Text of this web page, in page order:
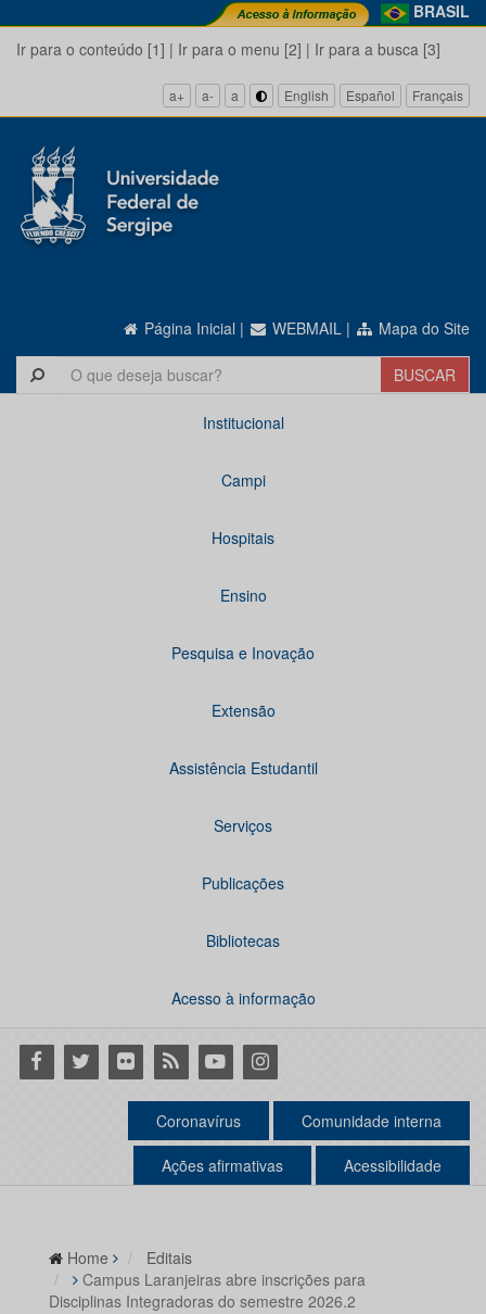
BRASIL
Ir para o conteúdo [1] | Ir para o menu [2] | Ir para a busca [3]
a+ a- a English Español Français
Página Inicial | WEBMAIL | Mapa do Site
Institucional
Campi
Hospitais
Ensino
Pesquisa e Inovação
Extensão
Assistência Estudantil
Serviços
Publicações
Bibliotecas
Acesso à informação
Facebook
Twitter Flickr RSS YoutubeInstagram
Coronavírus Comunidade interna
Ações afirmativas Acessibilidade
Home
Editais
Campus Laranjeiras abre inscrições para
Disciplinas Integradoras do semestre 2026.2